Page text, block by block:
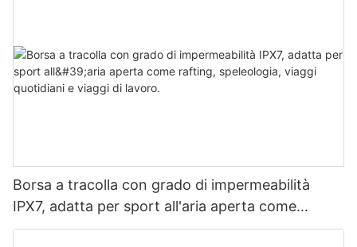
Borsa a tracolla con grado di impermeabilità
IPX7, adatta per sport all'aria aperta come
rafting, speleologia, viaggi quotidiani e viaggi di